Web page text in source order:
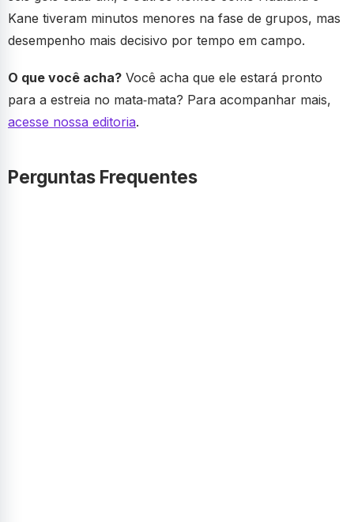
Kane tiveram minutos menores na fase de grupos, mas
desempenho mais decisivo por tempo em campo.
O que você acha? Você acha que ele estará pronto
para a estreia no mata‑mata? Para acompanhar mais,
acesse nossa editoria.
Perguntas Frequentes